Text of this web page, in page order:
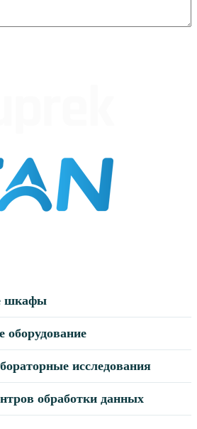
шкафы
исследования
обработки данных